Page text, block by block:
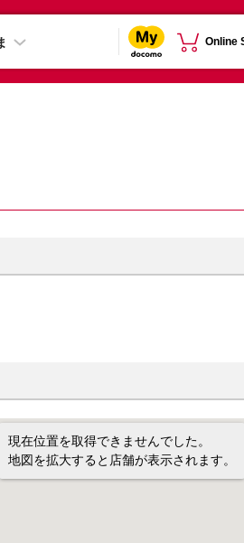
Online
現在位置を取得できませんでした。
地図を拡大すると店舗が表示されます。